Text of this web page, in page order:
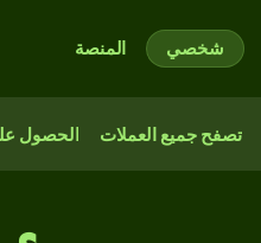
شخصي المنصة
تصفح جميع العملات الحصول